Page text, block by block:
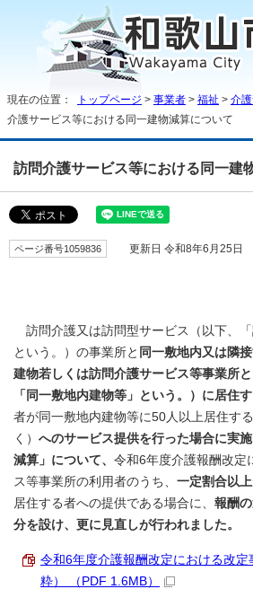
現在の位置： トップページ > 事業者 > 福祉 > 介
介護サービス等における同一建物減算について
訪問介護サービス等における同一建
ページ番号1059836 更新日 令和8年6月25日
訪問介護又は訪問型サービス（以下、「
という。）の事業所と 同一敷地内又は隣
建物若しくは訪問介護サービス等事業所と
「同一敷地内建物等」という。）に居住
者が同一敷地内建物等に50人以上居住す
く） へのサービス提供を行った場合に実
減算」について、 令和6年度介護報酬改定
ス等事業所の利用者のうち、 一定割合以上
居住する者への提供である場合に、 報酬
分を設け、更に見直しが行われました。
令和6年度介護報酬改定における改定
粋） （PDF 1.6MB）